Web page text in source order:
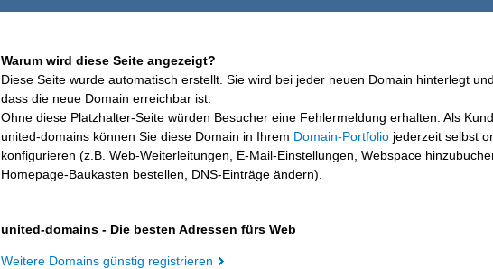
Warum wird diese Seite angezeigt?
Diese Seite wurde automatisch erstellt. Sie wird bei jeder neuen Domain hinterlegt
dass die neue Domain erreichbar ist.
Ohne diese Platzhalter-Seite würden Besucher eine Fehlermeldung erhalten. Als
united-domains können Sie diese Domain in Ihrem Domain-Portfolio jederzeit selbst
konfigurieren (z.B. Web-Weiterleitungen, E-Mail-Einstellungen, Webspace
Homepage-Baukasten bestellen, DNS-Einträge ändern).
united-domains - Die besten Adressen fürs Web
Weitere Domains günstig registrieren